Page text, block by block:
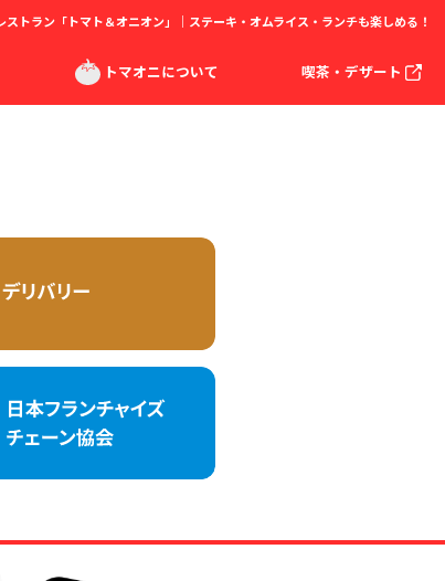
トラン「トマト＆オニオン」｜ステーキ・オムライス・ランチも楽しめる！
トマオニについて 喫茶・デザート